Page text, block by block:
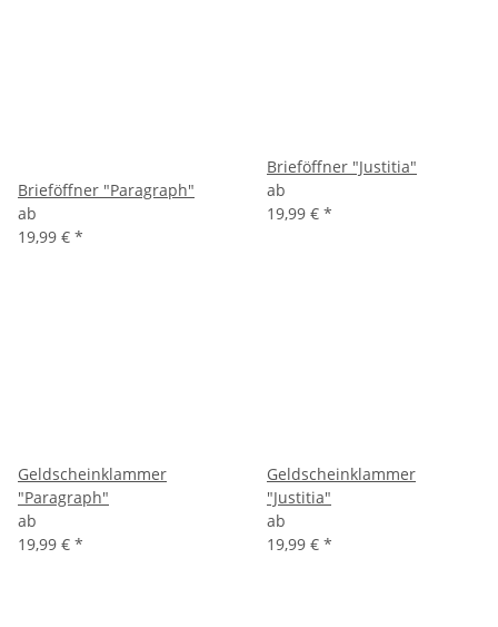
Brieföffner "Paragraph"
ab
19,99 € *
Brieföffner "Justitia"
ab
19,99 € *
Geldscheinklammer
"Paragraph"
ab
19,99 € *
Geldscheinklammer
"Justitia"
ab
19,99 € *